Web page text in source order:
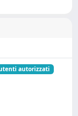
autorizzati